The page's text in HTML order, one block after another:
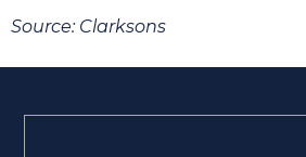
Source: Clarksons